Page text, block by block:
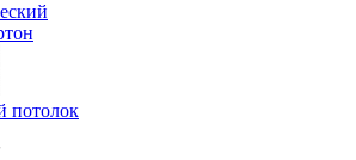
потолок